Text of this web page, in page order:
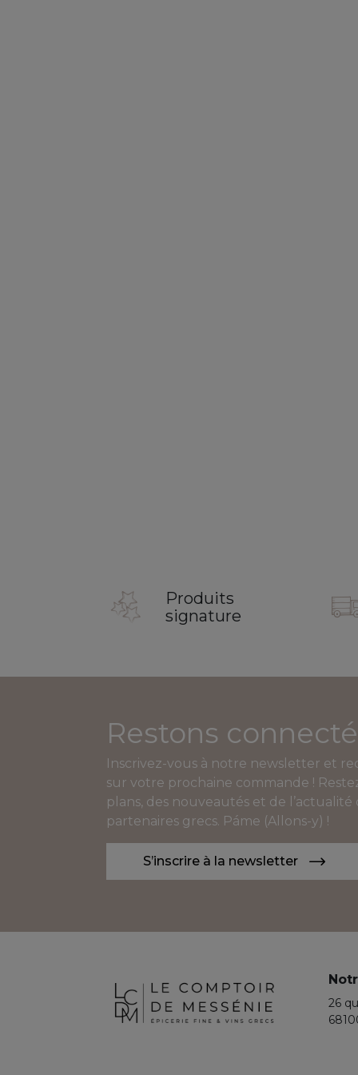
Produits
signature
Restons
Inscrivez-vous à notre newsletter et
sur votre prochaine commande !
plans, des nouveautés et de
partenaires grecs. Páme (Allons-y) !
S’inscrire à la newsletter
26